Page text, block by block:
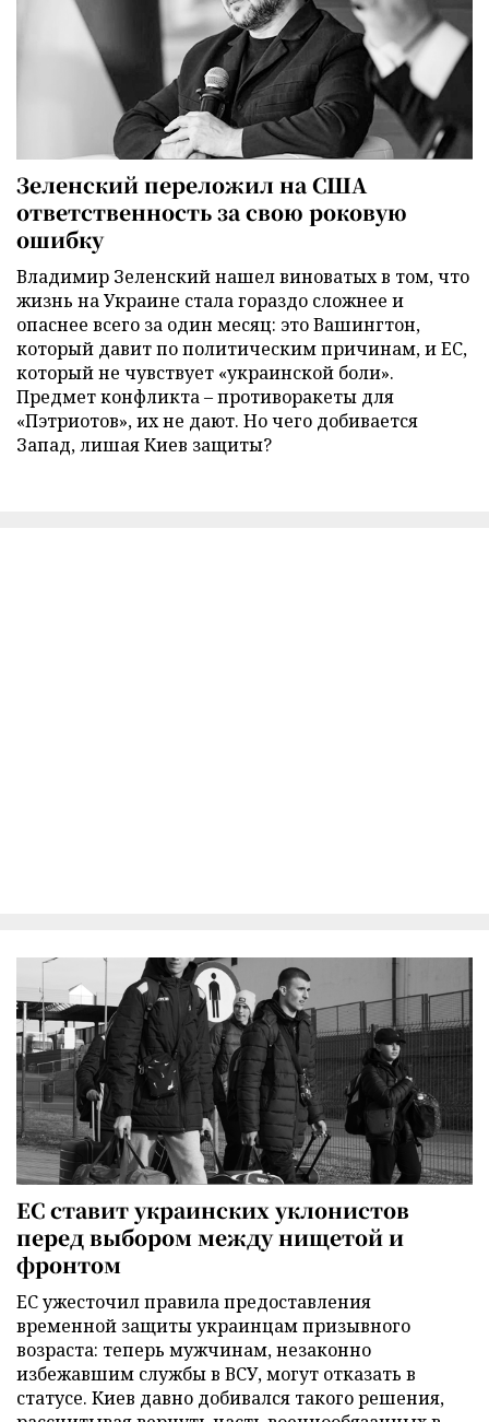
Зеленский переложил на США
ответственность за свою роковую
ошибку
Владимир Зеленский нашел виноватых в том, что
жизнь на Украине стала гораздо сложнее и
опаснее всего за один месяц: это Вашингтон,
который давит по политическим причинам, и ЕС,
который не чувствует «украинской боли».
Предмет конфликта – противоракеты для
«Пэтриотов», их не дают. Но чего добивается
Запад, лишая Киев защиты?
ЕС ставит украинских уклонистов
перед выбором между нищетой и
фронтом
ЕС ужесточил правила предоставления
временной защиты украинцам призывного
возраста: теперь мужчинам, незаконно
избежавшим службы в ВСУ, могут отказать в
статусе. Киев давно добивался такого решения,